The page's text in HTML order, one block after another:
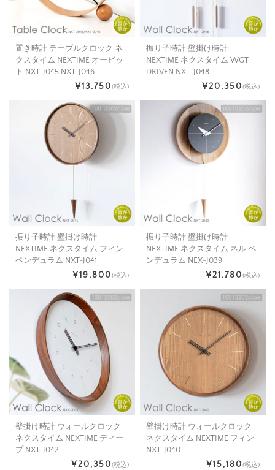
置き時計 テーブルクロック ネ
クスタイム NEXTIME オービッ
ト NXT-J045 NXT-J046
¥13,750(税込)
振り子時計 壁掛け時計
NEXTIME ネクスタイム WGT
DRIVEN NXT-J048
¥20,350(税込)
振り子時計 壁掛け時計
NEXTIME ネクスタイム フィン
ペンデュラム NXT-J041
¥19,800(税込)
振り子時計 壁掛け時計
NEXTIME ネクスタイム ネル ペ
ンデュラム NEX-J039
¥21,780(税込)
壁掛け時計 ウォールクロック
ネクスタイム NEXTIME ディー
プ NXT-J042
¥20,350(税込)
壁掛け時計 ウォールクロック
ネクスタイム NEXTIME フィン
NXT-J040
¥15,180(税込)